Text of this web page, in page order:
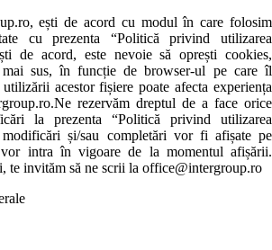
ești de acord cu modul în care folosim
cu prezenta “Politică privind utilizarea
de acord, este nevoie să oprești cookies,
sus, în funcție de browser-ul pe care îl
acestor fișiere poate afecta experiența
rezervăm dreptul de a face orice
la prezenta “Politică privind utilizarea
modificări și/sau completări vor fi afișate pe
intra în vigoare de la momentul afișării.
te invităm să ne scrii la office@intergroup.ro